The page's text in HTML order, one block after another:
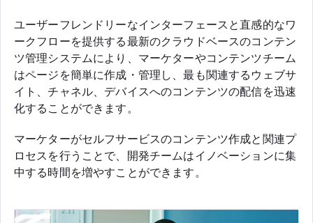
ユーザーフレンドリーなインターフェースと直感的なワ
ークフローを提供する最新のクラウドベースのコンテン
ツ管理システムにより、マーケターやコンテンツチーム
はページを簡単に作成・管理し、最も関連するウェブサ
イト、チャネル、デバイスへのコンテンツの配信を迅速
化することができます。
マーケターがセルフサービスのコンテンツ作成と関連プ
ロセスを行うことで、開発チームはイノベーションに集
中する時間を増やすことができます。